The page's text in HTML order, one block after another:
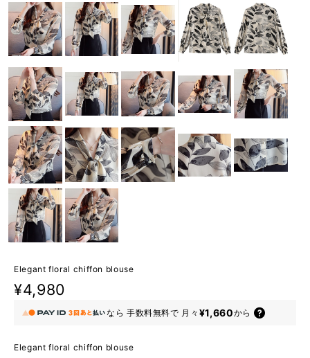
Elegant floral chiffon blouse
¥4,980
なら 手数料無料で 月々 ¥1,660から
Elegant floral chiffon blouse